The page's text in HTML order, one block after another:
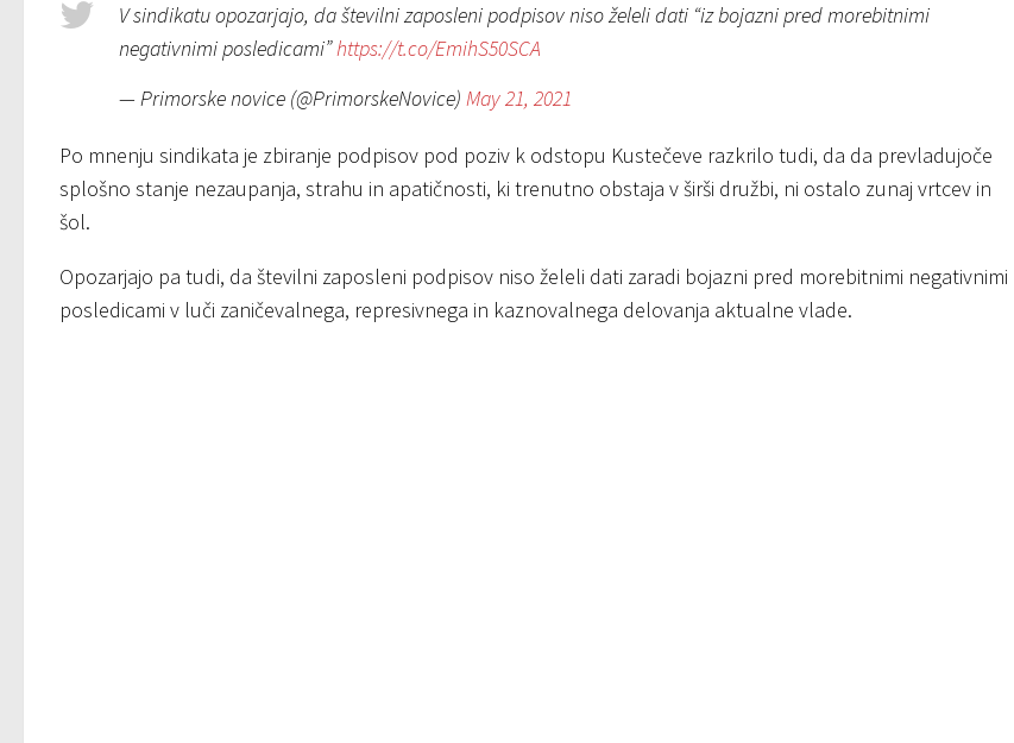
V sindikatu opozarjajo, da številni zaposleni podpisov niso želeli dati “iz bojazni pred morebitnimi
negativnimi posledicami”https://t.co/EmihS50SCA
— Primorske novice (@PrimorskeNovice) May 21, 2021
Po mnenju sindikata je zbiranje podpisov pod poziv k odstopu Kustečeve razkrilo tudi, da da prevladujoče
splošno stanje nezaupanja, strahu in apatičnosti, ki trenutno obstaja v širši družbi, ni ostalo zunaj vrtcev in
šol.
Opozarjajo pa tudi, da številni zaposleni podpisov niso želeli dati zaradi bojazni pred morebitnimi negativnimi
posledicami v luči zaničevalnega, represivnega in kaznovalnega delovanja aktualne vlade.